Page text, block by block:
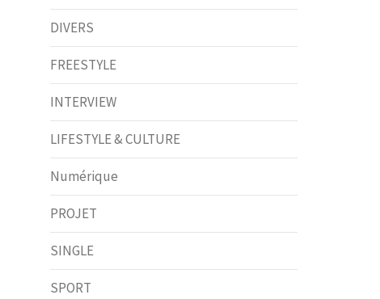
DIVERS
FREESTYLE
INTERVIEW
LIFESTYLE & CULTURE
Numérique
PROJET
SINGLE
SPORT